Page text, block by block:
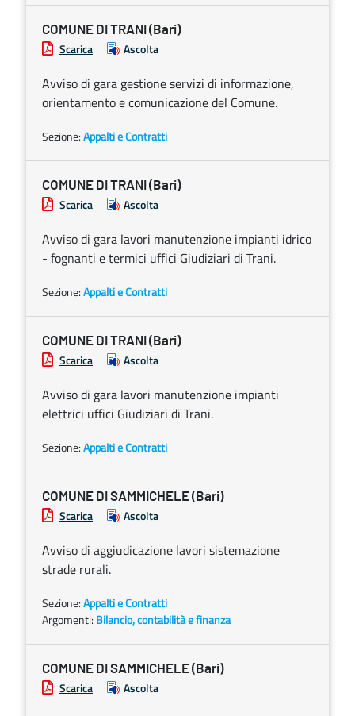
COMUNE DI TRANI (Bari)
Scarica Ascolta
Avviso di gara gestione servizi di informazione,
orientamento e comunicazione del Comune.
Sezione:Appalti e Contratti
COMUNE DI TRANI (Bari)
Scarica Ascolta
Avviso di gara lavori manutenzione impianti idrico
- fognanti e termici uffici Giudiziari di Trani.
Sezione:Appalti e Contratti
COMUNE DI TRANI (Bari)
Scarica Ascolta
Avviso di gara lavori manutenzione impianti
elettrici uffici Giudiziari di Trani.
Sezione:Appalti e Contratti
COMUNE DI SAMMICHELE (Bari)
Scarica Ascolta
Avviso di aggiudicazione lavori sistemazione
strade rurali.
Sezione:Appalti e Contratti
Argomenti: Bilancio, contabilità e finanza
COMUNE DI SAMMICHELE (Bari)
Scarica Ascolta